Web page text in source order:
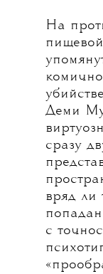
На
Деми
сразу
вряд ли
с